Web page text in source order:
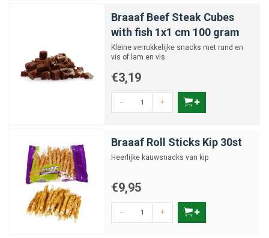
Braaaf Beef Steak Cubes
with fish 1x1 cm 100 gram
Kleine verrukkelijke snacks met rund en
vis of lam en vis
€3,19
- +
Braaaf Roll Sticks Kip 30st
Heerlijke kauwsnacks van kip
€9,95
- +